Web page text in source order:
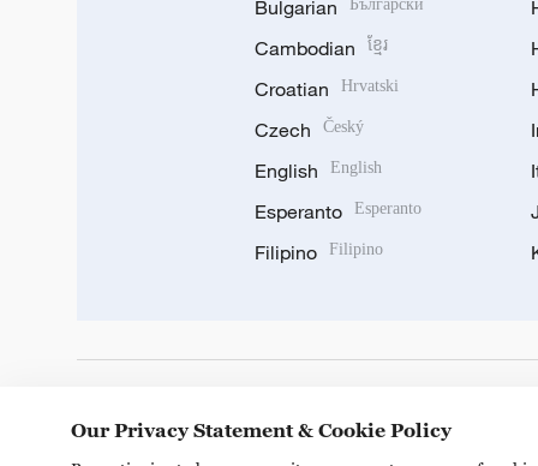
Bulgarian Български
Cambodian ខ្មែរ
Croatian Hrvatski
Czech Český
English English
Esperanto Esperanto
Filipino Filipino
Our Privacy Statement & Cookie Policy